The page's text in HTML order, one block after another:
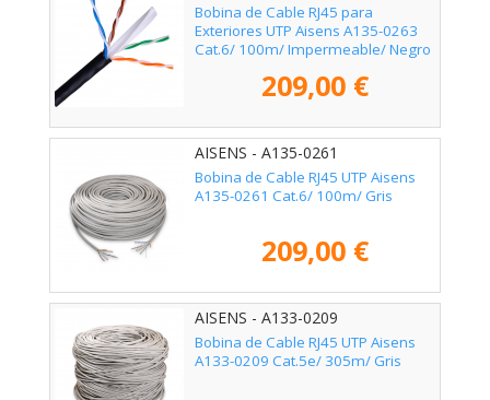
Bobina de Cable RJ45 para
Exteriores UTP Aisens A135-0263
Cat.6/ 100m/ Impermeable/ Negro
209,00 €
AISENS - A135-0261
Bobina de Cable RJ45 UTP Aisens
A135-0261 Cat.6/ 100m/ Gris
209,00 €
AISENS - A133-0209
Bobina de Cable RJ45 UTP Aisens
A133-0209 Cat.5e/ 305m/ Gris